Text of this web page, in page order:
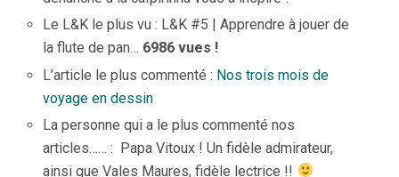
Le L&K le plus vu : L&K #5 | Apprendre à jouer de
la flute de pan… 6986 vues !
L’article le plus commenté : Nos trois mois de
voyage en dessin
La personne qui a le plus commenté nos
articles…… : Papa Vitoux ! Un fidèle admirateur,
ainsi que Vales Maures, fidèle lectrice !!